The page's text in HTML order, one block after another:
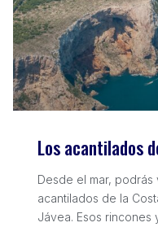
Los acantilados
Desde el mar,
acantilados de la
Jávea. Esos